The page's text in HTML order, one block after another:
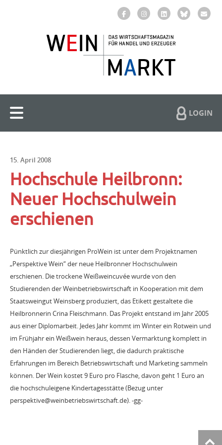
LOGIN
15. April 2008
Hochschule Heilbronn:
Neuer Hochschulwein
erschienen
Pünktlich zur diesjährigen ProWein ist unter dem Projektnamen
„Perspektive Wein“ der neue Heilbronner Hochschulwein
erschienen. Die trockene Weißweincuvée wurde von den
Studierenden der Weinbetriebswirtschaft in Kooperation mit dem
Staatsweingut Weinsberg produziert, das Etikett gestaltete die
Heilbronnerin Crina Fleischmann. Das Projekt entstand im Jahr 2005
aus einer Diplomarbeit. Jedes Jahr kommt im Winter ein Rotwein und
im Frühjahr ein Weißwein heraus, dessen Vermarktung komplett in
den Händen der Studierenden liegt, die dadurch praktische
Erfahrungen im Bereich Betriebswirtschaft und Marketing sammeln
können. Der Wein kostet 9 Euro pro Flasche, davon geht 1 Euro an
die hochschuleigene Kindertagesstätte (Bezug unter
perspektive@weinbetriebswirtschaft.de). -gg-